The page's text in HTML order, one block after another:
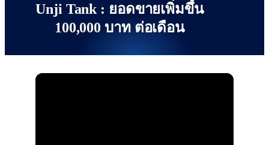
Unji Tank : ยอดขายเพิ่มขึ้น
100,000 บาท ต่อเดือน